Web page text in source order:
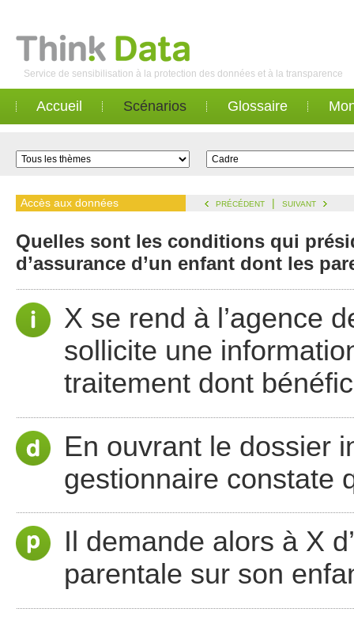
Service de sensibilisation à la protection des données et à la transparence
Accueil Scénarios Glossaire
Accès aux données PRÉCÉDENT | SUIVANT
Quelles sont les conditions qui
d’assurance d’un enfant dont les
X se rend à l’agence
sollicite une
traitement dont
En ouvrant le dossier
gestionnaire constate
Il demande alors à X
parentale sur son